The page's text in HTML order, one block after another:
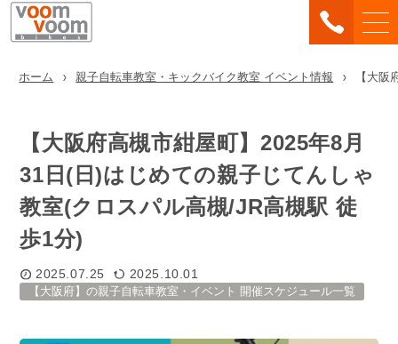
ホーム 親子自転車教室・キックバイク教室 イベント情報 【大
【大阪府高槻市紺屋町】2025年8月
31日(日)はじめての親子じてんしゃ
教室(クロスパル高槻/JR高槻駅 徒
歩1分)
2025.07.25 2025.10.01
【大阪府】の親子自転車教室・イベント 開催スケジュール一覧